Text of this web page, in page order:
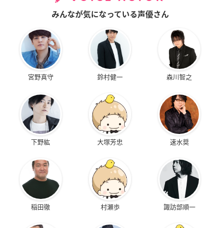
みんなが気になっている声優さん
宮野真守 鈴村健一 森川智之
下野紘 大塚芳忠 速水奨
稲田徹 村瀬歩 諏訪部順一